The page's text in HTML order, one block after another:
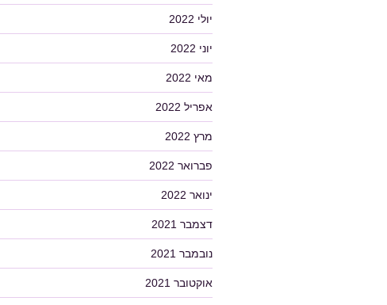
יולי 2022
יוני 2022
מאי 2022
אפריל 2022
מרץ 2022
פברואר 2022
ינואר 2022
דצמבר 2021
נובמבר 2021
אוקטובר 2021